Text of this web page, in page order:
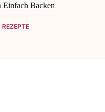
Einfach Backen